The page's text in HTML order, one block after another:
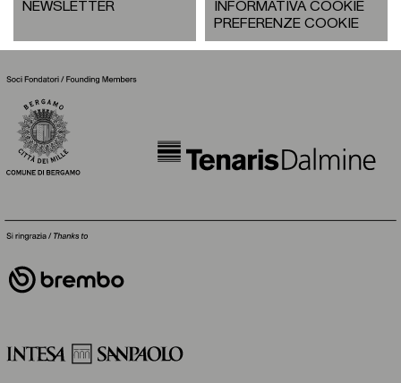
NEWSLETTER
INFORMATIVA COOKIE
PREFERENZE COOKIE